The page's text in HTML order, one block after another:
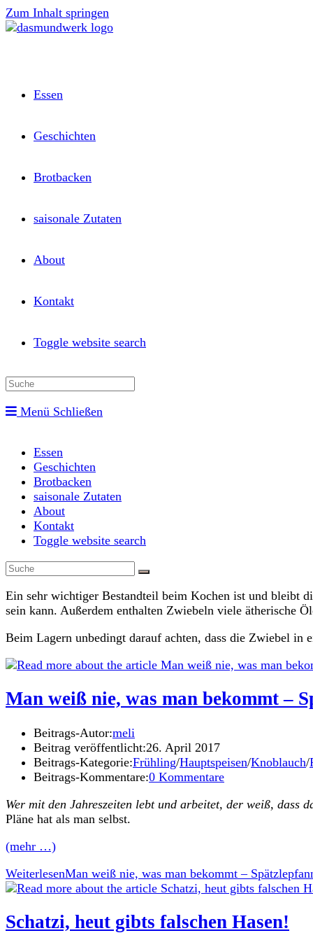
Zum Inhalt springen
Essen
Geschichten
Brotbacken
saisonale Zutaten
About
Kontakt
Toggle website search
Menü Schließen
Essen
Geschichten
Brotbacken
saisonale Zutaten
About
Kontakt
Toggle website search
Ein sehr wichtiger Bestandteil beim Kochen ist und bleibt
sein kann. Außerdem enthalten Zwiebeln viele ätherische
Beim Lagern unbedingt darauf achten, dass die Zwiebel
Man weiß nie, was man bekommt –
Beitrags-Autor:meli
Beitrag veröffentlicht:26. April 2017
Beitrags-Kategorie:Frühling/Hauptspeisen/Knoblauch/
Beitrags-Kommentare:0 Kommentare
Wer mit den Jahreszeiten lebt und arbeitet, der weiß, dass
Pläne hat als man selbst.
(mehr …)
WeiterlesenMan weiß nie, was man bekommt –
Schatzi, heut gibts falschen Hasen!